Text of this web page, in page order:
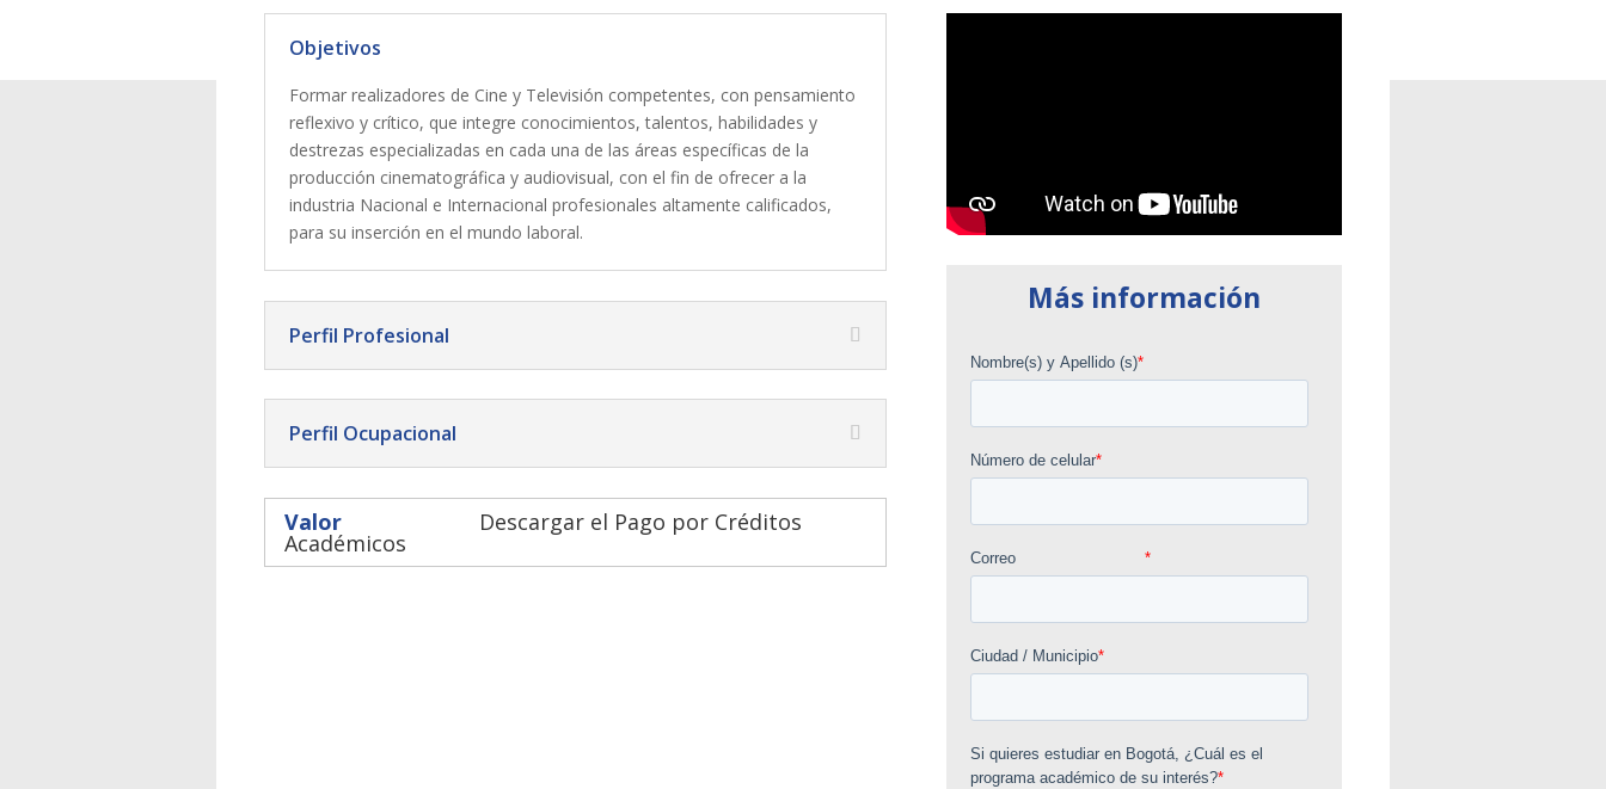
Objetivos
Formar realizadores de Cine y Televisión competentes, con pensamiento
reflexivo y crítico, que integre conocimientos, talentos, habilidades y
destrezas especializadas en cada una de las áreas específicas de la
producción cinematográfica y audiovisual, con el fin de ofrecer a la
industria Nacional e Internacional profesionales altamente calificados,
para su inserción en el mundo laboral.
Perfil Profesional
Perfil Ocupacional
Valor Descargar el Pago por Créditos
Académicos
Más información